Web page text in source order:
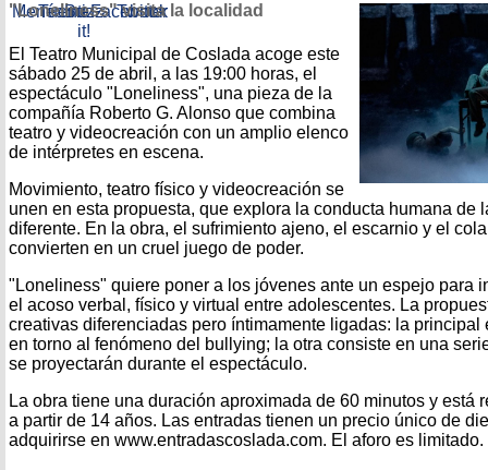
"Loneliness" visita la localidad
El Teatro Municipal de Coslada acoge este
sábado 25 de abril, a las 19:00 horas, el
espectáculo "Loneliness", una pieza de la
compañía Roberto G. Alonso que combina
teatro y videocreación con un amplio elenco
de intérpretes en escena.
Movimiento, teatro físico y videocreación se
unen en esta propuesta, que explora la conducta humana de
diferente. En la obra, el sufrimiento ajeno, el escarnio y el
convierten en un cruel juego de poder.
"Loneliness" quiere poner a los jóvenes ante un espejo para
el acoso verbal, físico y virtual entre adolescentes. La
creativas diferenciadas pero íntimamente ligadas: la principal
en torno al fenómeno del bullying; la otra consiste en una
se proyectarán durante el espectáculo.
La obra tiene una duración aproximada de 60 minutos y está
a partir de 14 años. Las entradas tienen un precio único de
adquirirse en www.entradascoslada.com. El aforo es limitado.